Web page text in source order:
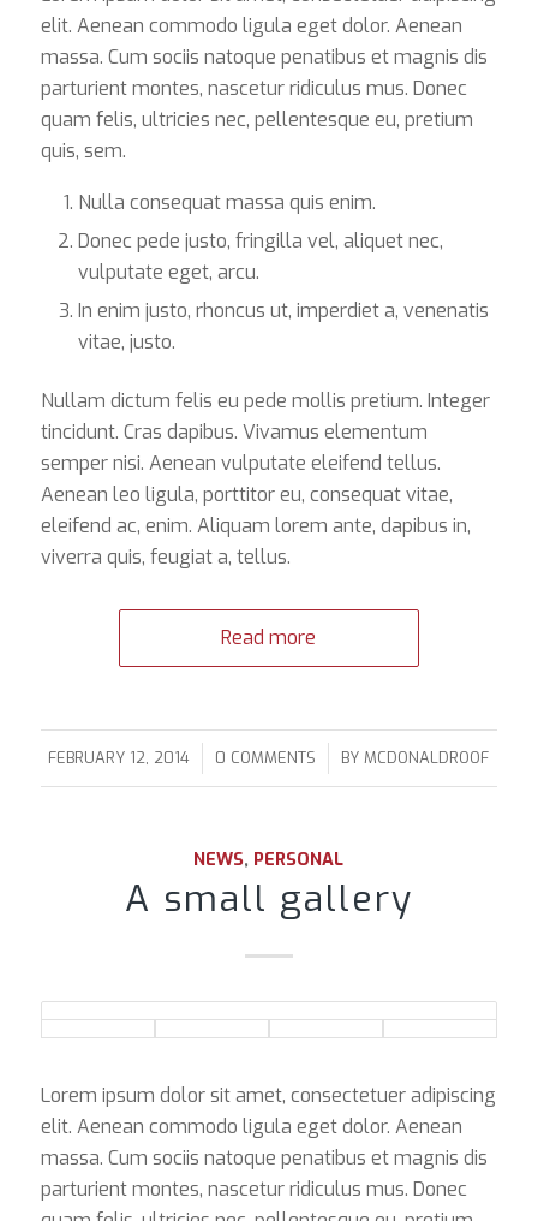
elit. Aenean commodo ligula eget dolor. Aenean
massa. Cum sociis natoque penatibus et magnis dis
parturient montes, nascetur ridiculus mus. Donec
quam felis, ultricies nec, pellentesque eu, pretium
quis, sem.
Nulla consequat massa quis enim.
Donec pede justo, fringilla vel, aliquet nec,
vulputate eget, arcu.
In enim justo, rhoncus ut, imperdiet a, venenatis
vitae, justo.
Nullam dictum felis eu pede mollis pretium. Integer
tincidunt. Cras dapibus. Vivamus elementum
semper nisi. Aenean vulputate eleifend tellus.
Aenean leo ligula, porttitor eu, consequat vitae,
eleifend ac, enim. Aliquam lorem ante, dapibus in,
viverra quis, feugiat a, tellus.
Read more
FEBRUARY 12, 2014
/ 0 COMMENTS
/ BYMCDONALDROOF
NEWS, PERSONAL
A small gallery
Lorem ipsum dolor sit amet, consectetuer adipiscing
elit. Aenean commodo ligula eget dolor. Aenean
massa. Cum sociis natoque penatibus et magnis dis
parturient montes, nascetur ridiculus mus. Donec